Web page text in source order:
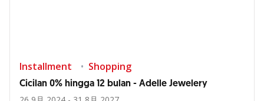
Installment Shopping
Cicilan 0% hingga 12 bulan - Adelle Jewelery